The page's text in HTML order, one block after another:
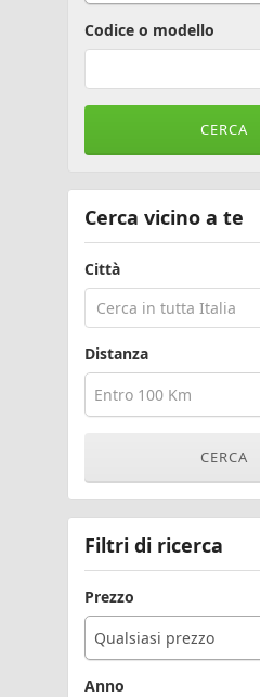
Codice o modello
Cerca vicino a te
Città
Distanza
Entro 100 Km
Filtri di ricerca
Prezzo
Qualsiasi prezzo
Anno